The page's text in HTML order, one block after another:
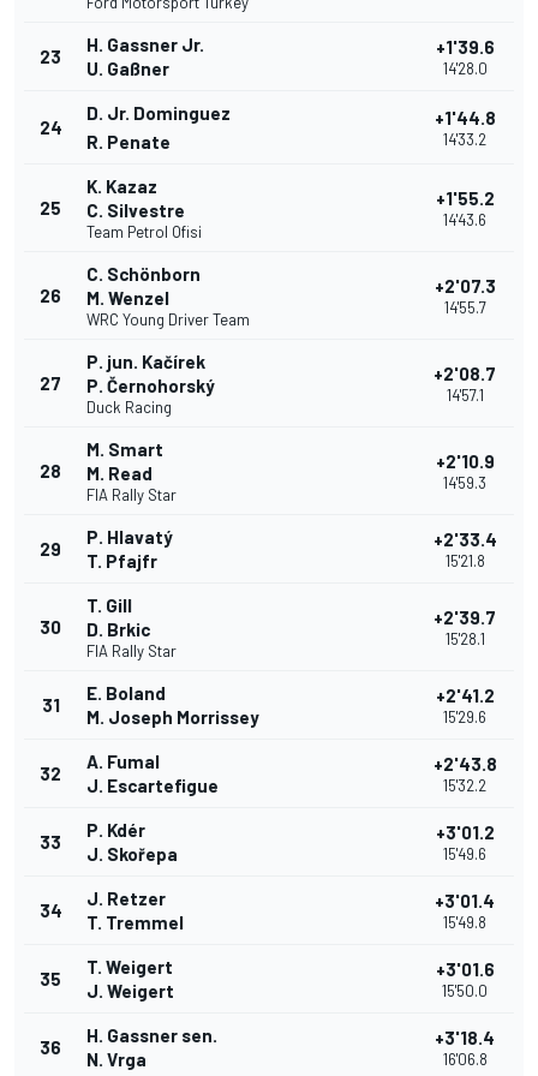
23
H. Gassner Jr.
U. Gaßner
+1'39.6
14'28.0
24
D. Jr. Dominguez
R. Penate
+1'44.8
14'33.2
25
K. Kazaz
C. Silvestre
Team Petrol Ofisi
+1'55.2
14'43.6
26
C. Schönborn
M. Wenzel
WRC Young Driver Team
+2'07.3
14'55.7
27
P. jun. Kačírek
P. Černohorský
Duck Racing
+2'08.7
14'57.1
28
M. Smart
M. Read
FIA Rally Star
+2'10.9
14'59.3
29
P. Hlavatý
T. Pfajfr
+2'33.4
15'21.8
30
T. Gill
D. Brkic
FIA Rally Star
+2'39.7
15'28.1
31
E. Boland
M. Joseph Morrissey
+2'41.2
15'29.6
32
A. Fumal
J. Escartefigue
+2'43.8
15'32.2
33
P. Kdér
J. Skořepa
+3'01.2
15'49.6
34
J. Retzer
T. Tremmel
+3'01.4
15'49.8
35
T. Weigert
J. Weigert
+3'01.6
15'50.0
36
H. Gassner sen.
N. Vrga
+3'18.4
16'06.8